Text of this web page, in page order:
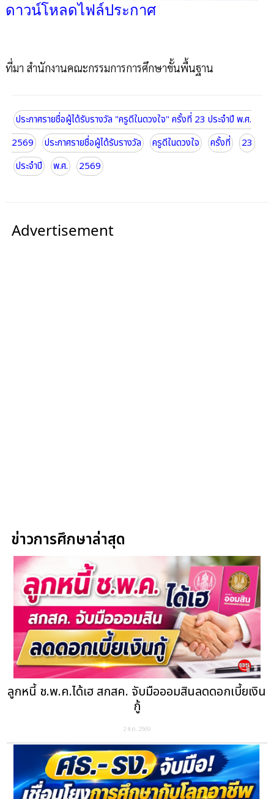
ดาวน์โหลดไฟล์ประกาศ
ที่มา สำนักงานคณะกรรมการการศึกษาขั้นพื้นฐาน
ประกาศรายชื่อผู้ได้รับรางวัล "ครูดีในดวงใจ" ครั้งที่ 23 ประจำปี พ.ศ.
2569
ประกาศรายชื่อผู้ได้รับรางวัล ครูดีในดวงใจ ครั้งที่
23
ประจำปี
พ.ศ. 2569
Advertisement
ข่าวการศึกษาล่าสุด
ลูกหนี้ ช.พ.ค.ได้เฮ สกสค. จับมือออมสินลดดอกเบี้ยเงิน
กู้
2 ส.ค. 2569